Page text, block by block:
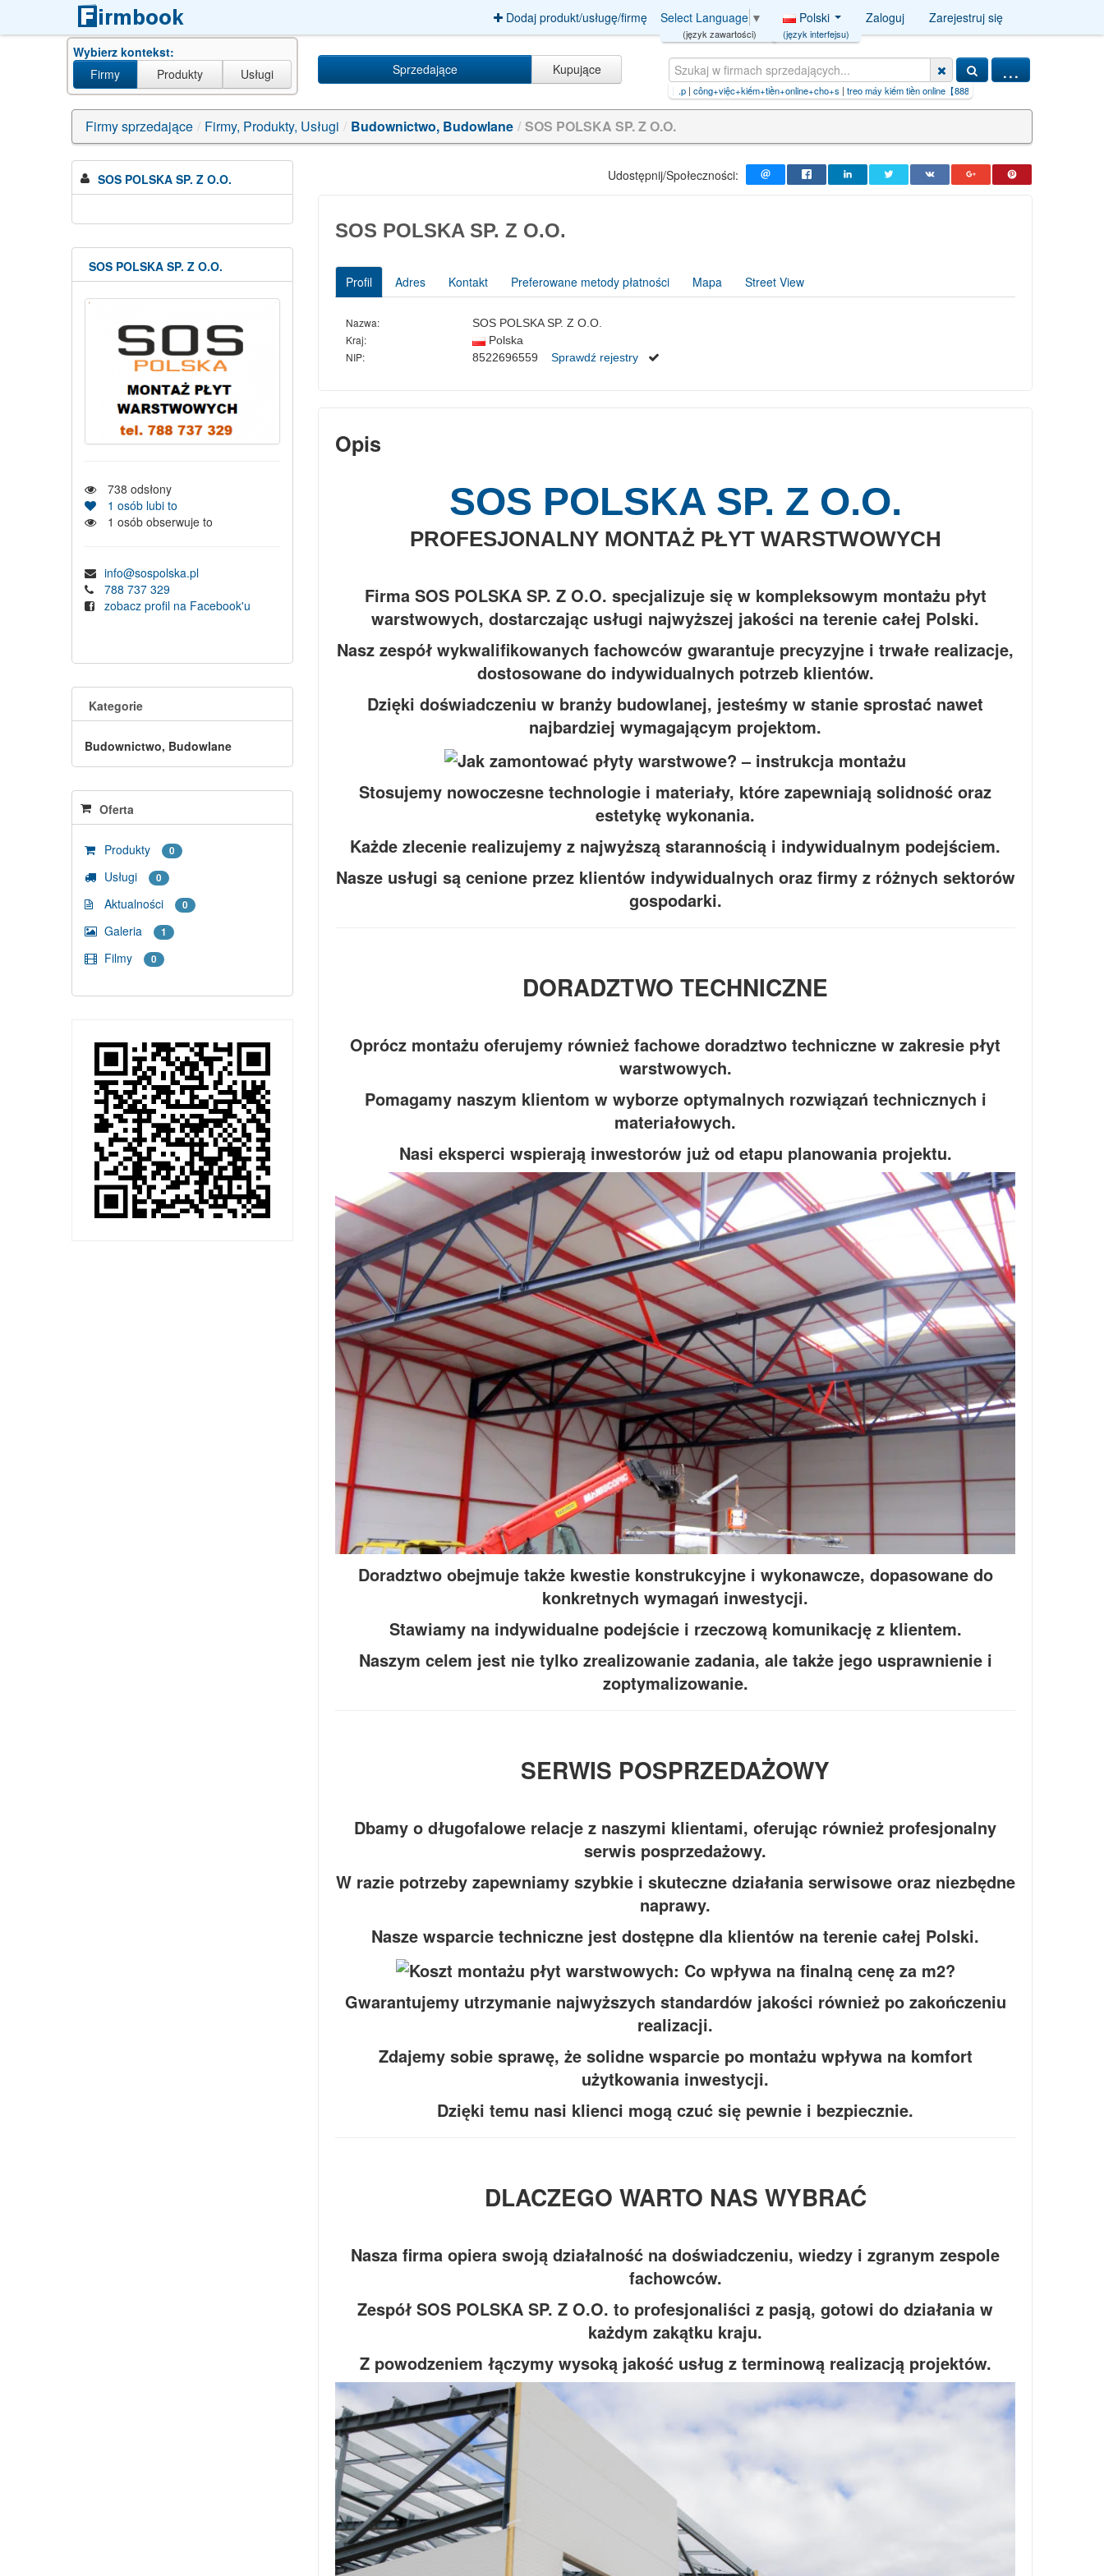
Dodaj produkt/usługę/firmę Select Language ▼
(język zawartości)
Polski
(język interfejsu)
Zaloguj Zarejestruj się
Wybierz kontekst:
Firmy
Produkty Usługi Sprzedające Kupujące ...
công+việc+kiếm+tiền+online+cho+s|treo máy kiếm tiền online【8888.F|kiếm tiền free online【01.CYOU】.r
Firmy sprzedające / Firmy, Produkty, Usługi / Budownictwo, Budowlane / SOS POLSKA SP. Z O.O.
SOS POLSKA SP. Z O.O.
SOS POLSKA SP. Z O.O.
738 odsłony
1 osób lubi to
1 osób obserwuje to
info@sospolska.pl
788 737 329
zobacz profil na Facebook'u
Kategorie
Budownictwo, Budowlane
Oferta
Produkty 0
Usługi 0
Aktualności 0
Galeria 1
Filmy 0
Udostępnij/Społeczności:
SOS POLSKA SP. Z O.O.
Profil Adres Kontakt Preferowane metody płatności Mapa Street View
Nazwa: SOS POLSKA SP. Z O.O.
Kraj: Polska
NIP: 8522696559 Sprawdź rejestry
Opis
SOS POLSKA SP. Z O.O.
PROFESJONALNY MONTAŻ PŁYT WARSTWOWYCH
Firma SOS POLSKA SP. Z O.O. specjalizuje się w kompleksowym montażu płyt
warstwowych, dostarczając usługi najwyższej jakości na terenie całej Polski.
Nasz zespół wykwalifikowanych fachowców gwarantuje precyzyjne i trwałe realizacje,
dostosowane do indywidualnych potrzeb klientów.
Dzięki doświadczeniu w branży budowlanej, jesteśmy w stanie sprostać nawet
najbardziej wymagającym projektom.
Stosujemy nowoczesne technologie i materiały, które zapewniają solidność oraz
estetykę wykonania.
Każde zlecenie realizujemy z najwyższą starannością i indywidualnym podejściem.
Nasze usługi są cenione przez klientów indywidualnych oraz firmy z różnych sektorów
gospodarki.
DORADZTWO TECHNICZNE
Oprócz montażu oferujemy również fachowe doradztwo techniczne w zakresie płyt
warstwowych.
Pomagamy naszym klientom w wyborze optymalnych rozwiązań technicznych i
materiałowych.
Nasi eksperci wspierają inwestorów już od etapu planowania projektu.
Doradztwo obejmuje także kwestie konstrukcyjne i wykonawcze, dopasowane do
konkretnych wymagań inwestycji.
Stawiamy na indywidualne podejście i rzeczową komunikację z klientem.
Naszym celem jest nie tylko zrealizowanie zadania, ale także jego usprawnienie i
zoptymalizowanie.
SERWIS POSPRZEDAŻOWY
Dbamy o długofalowe relacje z naszymi klientami, oferując również profesjonalny
serwis posprzedażowy.
W razie potrzeby zapewniamy szybkie i skuteczne działania serwisowe oraz niezbędne
naprawy.
Nasze wsparcie techniczne jest dostępne dla klientów na terenie całej Polski.
Gwarantujemy utrzymanie najwyższych standardów jakości również po zakończeniu
realizacji.
Zdajemy sobie sprawę, że solidne wsparcie po montażu wpływa na komfort
użytkowania inwestycji.
Dzięki temu nasi klienci mogą czuć się pewnie i bezpiecznie.
DLACZEGO WARTO NAS WYBRAĆ
Nasza firma opiera swoją działalność na doświadczeniu, wiedzy i zgranym zespole
fachowców.
Zespół SOS POLSKA SP. Z O.O. to profesjonaliści z pasją, gotowi do działania w
każdym zakątku kraju.
Z powodzeniem łączymy wysoką jakość usług z terminową realizacją projektów.